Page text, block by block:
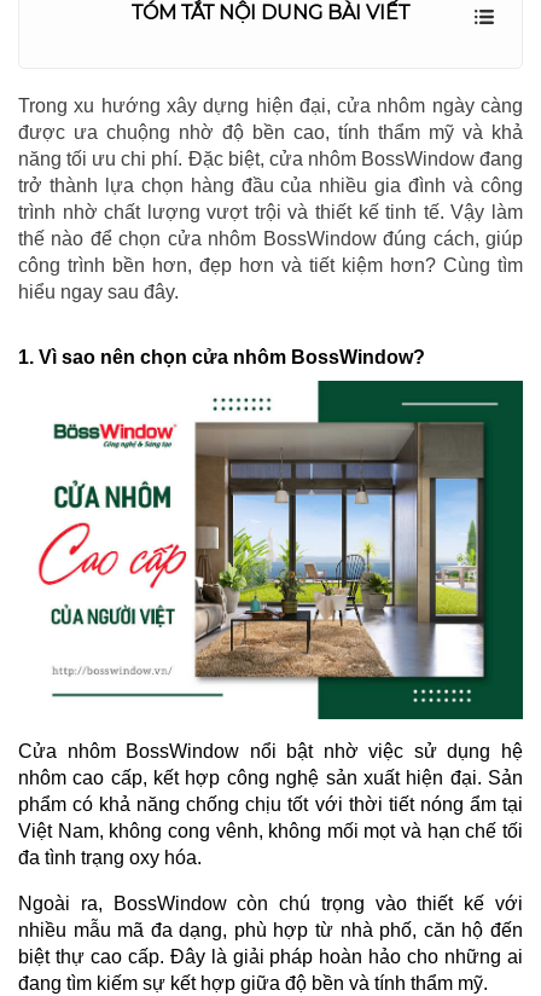
TÓM TẮT NỘI DUNG BÀI VIẾT
Trong xu hướng xây dựng hiện đại, cửa nhôm ngày càng
được ưa chuộng nhờ độ bền cao, tính thẩm mỹ và khả
năng tối ưu chi phí. Đặc biệt, cửa nhôm BossWindow đang
trở thành lựa chọn hàng đầu của nhiều gia đình và công
trình nhờ chất lượng vượt trội và thiết kế tinh tế. Vậy làm
thế nào để chọn cửa nhôm BossWindow đúng cách, giúp
công trình bền hơn, đẹp hơn và tiết kiệm hơn? Cùng tìm
hiểu ngay sau đây.
1. Vì sao nên chọn cửa nhôm BossWindow?
Cửa nhôm BossWindow nổi bật nhờ việc sử dụng hệ
nhôm cao cấp, kết hợp công nghệ sản xuất hiện đại. Sản
phẩm có khả năng chống chịu tốt với thời tiết nóng ẩm tại
Việt Nam, không cong vênh, không mối mọt và hạn chế tối
đa tình trạng oxy hóa.
Ngoài ra, BossWindow còn chú trọng vào thiết kế với
nhiều mẫu mã đa dạng, phù hợp từ nhà phố, căn hộ đến
biệt thự cao cấp. Đây là giải pháp hoàn hảo cho những ai
đang tìm kiếm sự kết hợp giữa độ bền và tính thẩm mỹ.